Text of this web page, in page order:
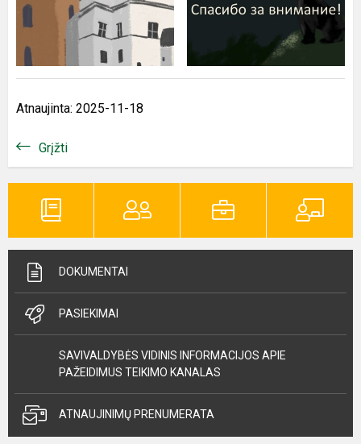
Atnaujinta: 2025-11-18
Grįžti
DOKUMENTAI
PASIEKIMAI
SAVIVALDYBĖS VIDINIS INFORMACIJOS APIE
PAŽEIDIMUS TEIKIMO KANALAS
ATNAUJINIMŲ PRENUMERATA